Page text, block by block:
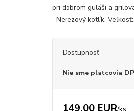
pri dobrom guláši a
Nerezový kotlík.
Dostupnosť
Nie sme platcovia
149,00 EUR/ks